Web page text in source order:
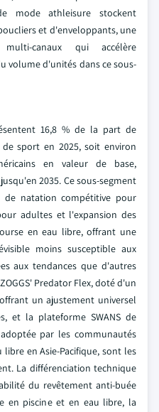
mode athleisure stockent
et d'enveloppants, une
canaux qui accélère
volume d'unités dans ce sous-
16,8 % de la part de
sport en 2025, soit environ
en valeur de base,
2035. Ce sous-segment
de natation compétitive pour
adultes et l'expansion des
en eau libre, offrant une
moins susceptible aux
aux tendances que d'autres
Predator Flex, doté d'un
un ajustement universel
et la plateforme SWANS de
par les communautés
en Asie-Pacifique, sont les
La différenciation technique
du revêtement anti-buée
en piscine et en eau libre, la